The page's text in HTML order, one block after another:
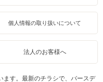
個人情報の取り扱いについて
法人のお客様へ
ます。最新のチラシで、バースデ